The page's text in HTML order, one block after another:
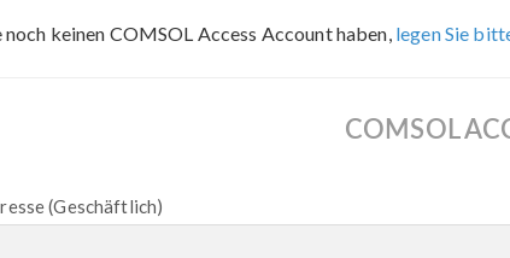
noch keinen COMSOL Access Account haben, legen Sie
COMSOL
(Geschäftlich)